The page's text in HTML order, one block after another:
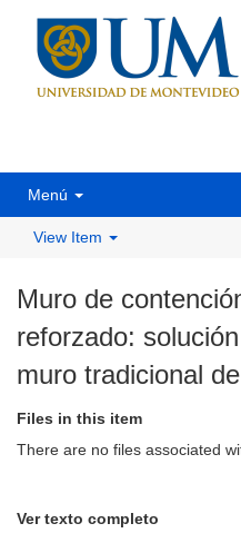
Menú
View Item
Muro de
reforzado:
muro tradicional
Files in this item
There are no files associated
Ver texto completo